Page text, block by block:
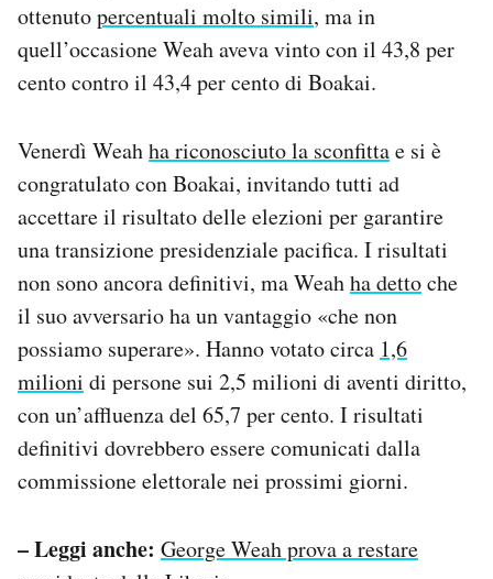
ottenutopercentuali molto simili, ma in
quell’occasione Weah aveva vinto con il 43,8 per
cento contro il 43,4 per cento di Boakai.
Venerdì Weahha riconosciuto la sconfittae si è
congratulato con Boakai, invitando tutti ad
accettare il risultato delle elezioni per garantire
una transizione presidenziale pacifica. I risultati
non sono ancora definitivi, ma Weahha dettoche
il suo avversario ha un vantaggio «che non
possiamo superare». Hanno votato circa 1,6
milioni di persone sui 2,5 milioni di aventi diritto,
con un’affluenza del 65,7 per cento. I risultati
definitivi dovrebbero essere comunicati dalla
commissione elettorale nei prossimi giorni.
– Leggi anche: George Weah prova a restare